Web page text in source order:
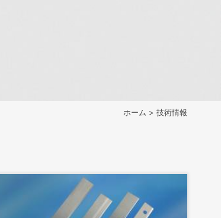
ホーム > 技術情報